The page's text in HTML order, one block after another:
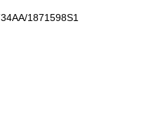
1871598S1